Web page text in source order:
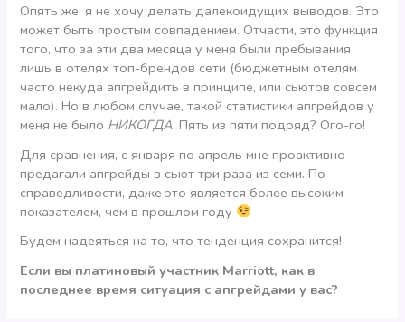
Опять же, я не хочу делать далекоидущих выводов. Это
может быть простым совпадением. Отчасти, это функция
того, что за эти два месяца у меня были пребывания
лишь в отелях топ-брендов сети (бюджетным отелям
часто некуда апгрейдить в принципе, или сьютов совсем
мало). Но в любом случае, такой статистики апгрейдов у
меня не было НИКОГДА. Пять из пяти подряд? Ого-го!
Для сравнения, с января по апрель мне проактивно
предагали апгрейды в сьют три раза из семи. По
справедливости, даже это является более высоким
показателем, чем в прошлом году
Будем надеяться на то, что тенденция сохранится!
Если вы платиновый участник Marriott, как в
последнее время ситуация с апгрейдами у вас?